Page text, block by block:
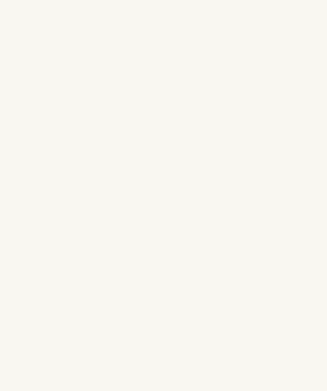
［05705］
［057057］
［05709］
［093093］
［116116］
［05715］